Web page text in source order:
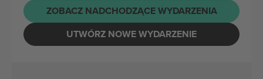
ZOBACZ NADCHODZĄCE WYDARZENIA
UTWÓRZ NOWE WYDARZENIE